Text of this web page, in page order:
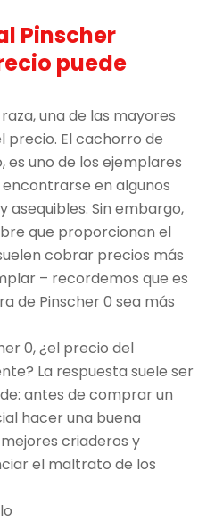
Pinscher
puede
una de las mayores
precio. El cachorro de
es uno de los ejemplares
en algunos
asequibles. Sin embargo,
que proporcionan el
cobrar precios más
– recordemos que es
de Pinscher 0 sea más
0, ¿el precio del
La respuesta suele ser
antes de comprar un
hacer una buena
criaderos y
el maltrato de los